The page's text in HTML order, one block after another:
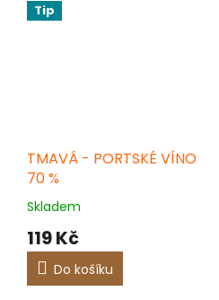
Tip
TMAVÁ - PORTSKÉ VÍNO
70 %
Skladem
119 Kč
Do košíku